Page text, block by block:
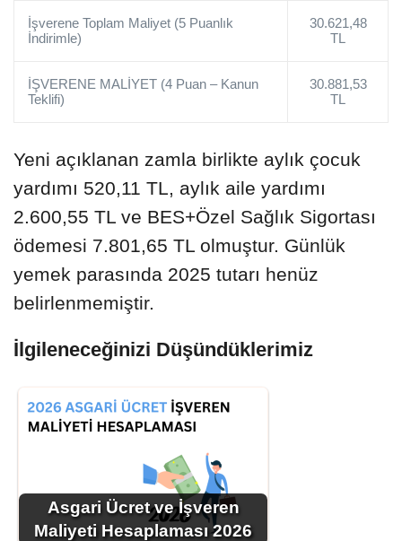
İşverene Toplam Maliyet (5 Puanlık
İndirimle)
30.621,48
TL
İŞVERENE MALİYET (4 Puan – Kanun
Teklifi)
30.881,53
TL
Yeni açıklanan zamla birlikte aylık çocuk
yardımı 520,11 TL, aylık aile yardımı
2.600,55 TL ve BES+Özel Sağlık Sigortası
ödemesi 7.801,65 TL olmuştur. Günlük
yemek parasında 2025 tutarı henüz
belirlenmemiştir.
İlgileneceğinizi Düşündüklerimiz
Asgari Ücret ve İşveren
Maliyeti Hesaplaması 2026